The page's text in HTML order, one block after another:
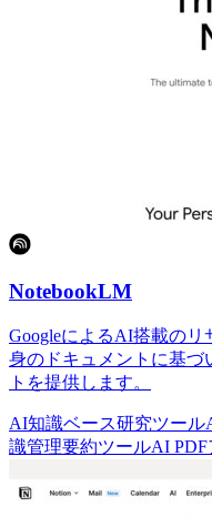
NotebookLM
GoogleによるAI搭載の
身のドキュメントに基づ
トを提供します。
AI知識ベース研究ツール
識管理要約ツールAI PDF